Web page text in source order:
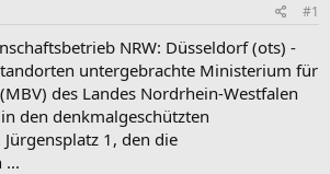
#1
NRW: Düsseldorf (ots) -
untergebrachte Ministerium für
des Landes Nordrhein-Westfalen
den denkmalgeschützten
1, den die
...